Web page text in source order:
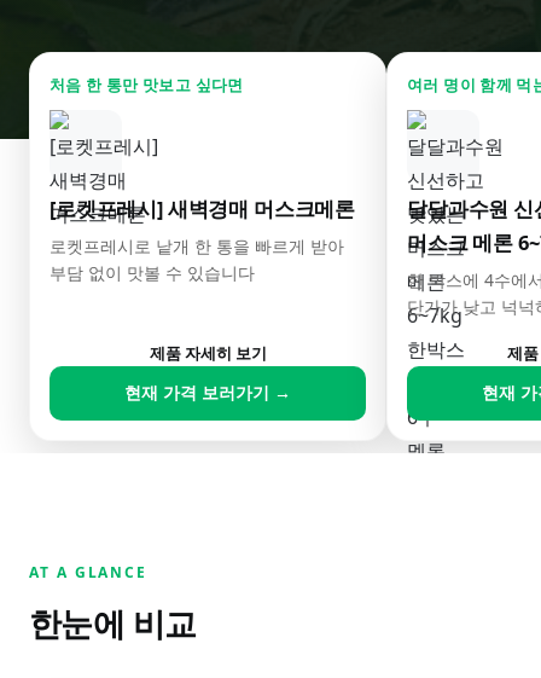
처음 한 통만 맛보고 싶다면
[로켓프레시] 새벽경매 머스크메론
로켓프레시로 낱개 한 통을 빠르게 받아
부담 없이 맛볼 수 있습니다
제품 자세히 보기
현재 가격 보러가기 →
여러 명이 함께 먹
달달과수원
머스크 메론
6수 멜론
한 박스에 4수에
단가가 낮고 넉
제
현재
AT A GLANCE
한눈에 비교